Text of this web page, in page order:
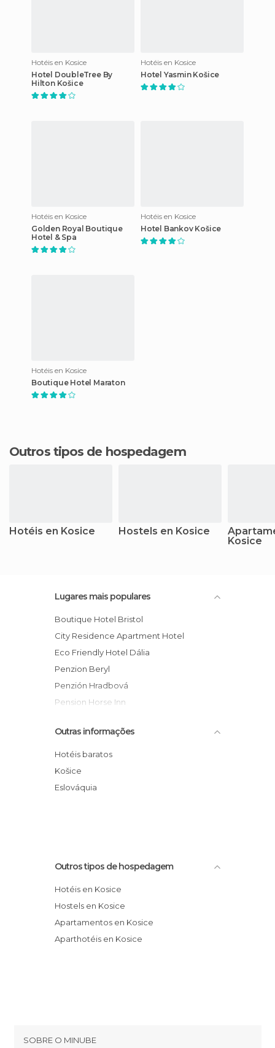
Hotéis en Kosice
Hotel DoubleTree By
Hilton Košice
Hotéis en Kosice
Hotel Yasmin Košice
Hotéis en Kosice
Golden Royal Boutique
Hotel & Spa
Hotéis en Kosice
Hotel Bankov Košice
Hotéis en Kosice
Boutique Hotel Maraton
Outros tipos de hospedagem
Hotéis en Kosice Hostels en Kosice
Kosice
Lugares mais populares
Boutique Hotel Bristol
City Residence Apartment Hotel
Eco Friendly Hotel Dália
Penzion Beryl
Penzión Hradbová
Pension Horse Inn
Hotel Yasmin Košice
Apartments Topolova
Golden Royal Boutique Hotel & Spa
Hotel Bankov Košice
Outras informações
Hotéis baratos
Košice
Eslováquia
Outros tipos de hospedagem
Hotéis en Kosice
Hostels en Kosice
Apartamentos en Kosice
Aparthotéis en Kosice
SOBRE O MINUBE